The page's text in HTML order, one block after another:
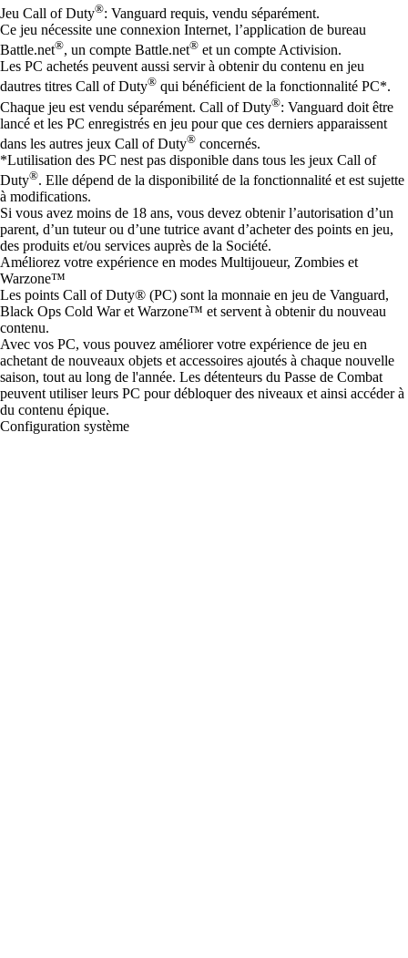
Available actions
Jeu Call of Duty®: Vanguard requis, vendu séparément.
Ce jeu nécessite une connexion Internet, l’application de bureau
Battle.net®, un compte Battle.net® et un compte Activision.
Les PC achetés peuvent aussi servir à obtenir du contenu en jeu
dautres titres Call of Duty® qui bénéficient de la fonctionnalité PC*.
Chaque jeu est vendu séparément. Call of Duty®: Vanguard doit être
lancé et les PC enregistrés en jeu pour que ces derniers apparaissent
dans les autres jeux Call of Duty® concernés.
*Lutilisation des PC nest pas disponible dans tous les jeux Call of
Duty®. Elle dépend de la disponibilité de la fonctionnalité et est sujette
à modifications.
Si vous avez moins de 18 ans, vous devez obtenir l’autorisation d’un
parent, d’un tuteur ou d’une tutrice avant d’acheter des points en jeu,
des produits et/ou services auprès de la Société.
Améliorez votre expérience en modes Multijoueur, Zombies et
Warzone™
Les points Call of Duty® (PC) sont la monnaie en jeu de Vanguard,
Black Ops Cold War et Warzone™ et servent à obtenir du nouveau
contenu.
Avec vos PC, vous pouvez améliorer votre expérience de jeu en
achetant de nouveaux objets et accessoires ajoutés à chaque nouvelle
saison, tout au long de l'année. Les détenteurs du Passe de Combat
peuvent utiliser leurs PC pour débloquer des niveaux et ainsi accéder à
du contenu épique.
Configuration système